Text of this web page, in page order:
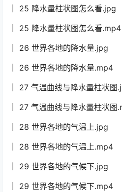
│ 25 降水量柱状图怎么看.jpg
│ 25 降水量柱状图怎么看.mp4
│ 26 世界各地的降水量.jpg
│ 26 世界各地的降水量.mp4
│ 27 气温曲线与降水量柱状图
│ 27 气温曲线与降水量柱状图
│ 28 世界各地的气温上.jpg
│ 28 世界各地的气温上.mp4
│ 29 世界各地的气候下.jpg
│ 29 世界各地的气候下.mp4